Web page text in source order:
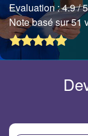
Evaluation :4.9/ 5
Note basé sur 51